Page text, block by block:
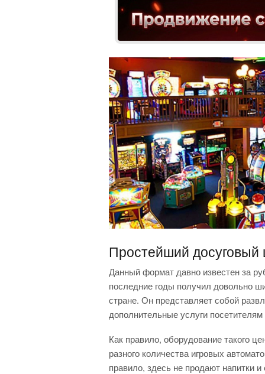
Простейший досуговый
Данный формат давно известен за
последние годы получил довольно
стране. Он представляет собой
дополнительные услуги
Как правило, оборудование такого
разного количества игровых
правило, здесь не продают напитки